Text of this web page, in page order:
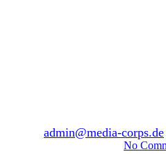
admin@media-corps.de
No